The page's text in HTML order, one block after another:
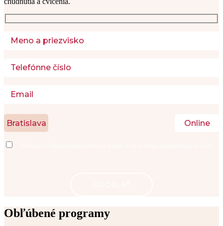
Bratislava Online
Obľúbené programy